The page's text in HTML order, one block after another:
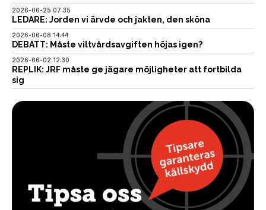
2026-06-25 07:35
LEDARE: Jorden vi ärvde och jakten, den sköna
2026-06-08 14:44
DEBATT: Måste viltvårdsavgiften höjas igen?
2026-06-02 12:30
REPLIK: JRF måste ge jägare möjligheter att fortbilda
sig